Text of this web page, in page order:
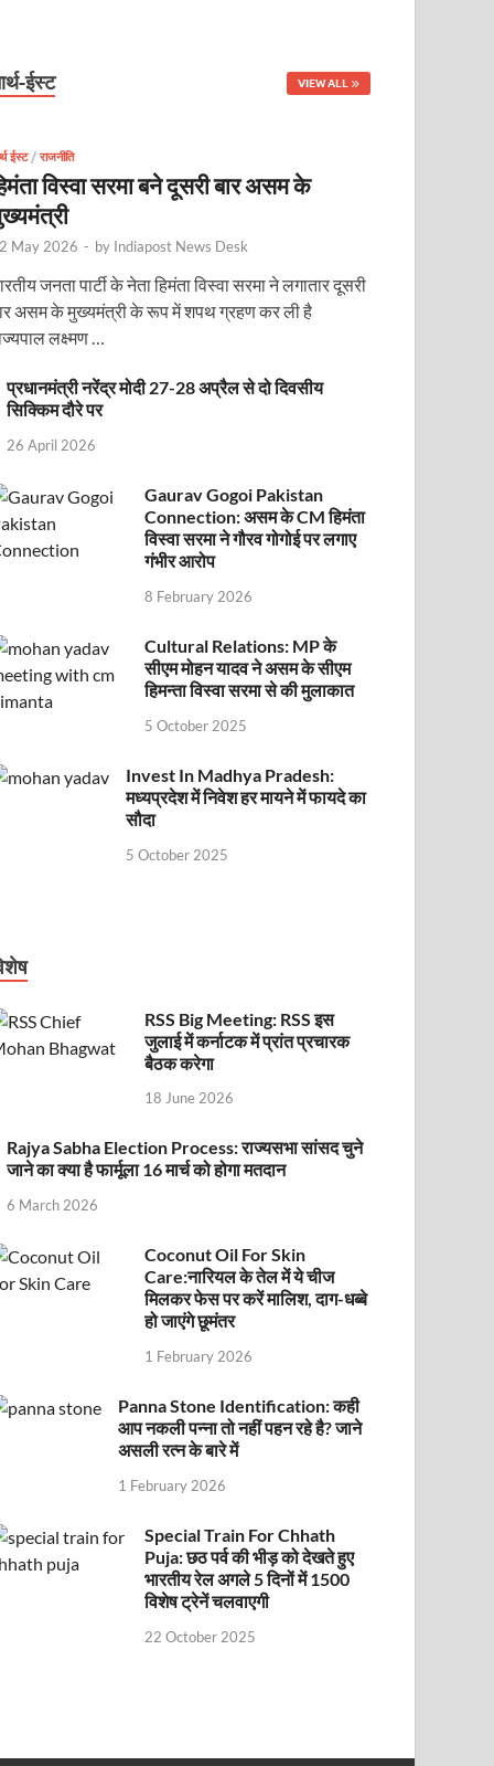
वेबिनार को संबोधित करेंगे
ईस्ट VIEW ALL
ईस्ट/राजनीति
विस्वा सरमा बने दूसरी बार असम के
May 2026 - by Indiapost News Desk
जनता पार्टी के नेता हिमंता विस्वा सरमा ने लगातार दूसरी
असम के मुख्यमंत्री के रूप में शपथ ग्रहण कर ली है
लक्ष्मण …
प्रधानमंत्री नरेंद्र मोदी 27-28 अप्रैल से दो दिवसीय
सिक्किम दौरे पर
26 April 2026
Gaurav Gogoi Pakistan
Connection: असम के CM हिमंता
विस्वा सरमा ने गौरव गोगोई पर लगाए
गंभीर आरोप
8 February 2026
Cultural Relations: MP के
सीएम मोहन यादव ने असम के सीएम
हिमन्ता विस्वा सरमा से की मुलाकात
5 October 2025
Invest In Madhya Pradesh:
मध्यप्रदेश में निवेश हर मायने में फायदे का
सौदा
5 October 2025
RSS Big Meeting: RSS इस
जुलाई में कर्नाटक में प्रांत प्रचारक
बैठक करेगा
18 June 2026
Rajya Sabha Election Process: राज्यसभा सांसद चुने
जाने का क्या है फार्मूला 16 मार्च को होगा मतदान
6 March 2026
Coconut Oil For Skin
Care:नारियल के तेल में ये चीज
मिलकर फेस पर करें मालिश, दाग-धब्बे
हो जाएंगे छूमंतर
1 February 2026
Panna Stone Identification: कही
आप नकली पन्ना तो नहीं पहन रहे है? जाने
असली रत्न के बारे में
1 February 2026
Special Train For Chhath
Puja: छठ पर्व की भीड़ को देखते हुए
भारतीय रेल अगले 5 दिनों में 1500
विशेष ट्रेनें चलवाएगी
22 October 2025